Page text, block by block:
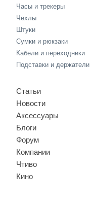
Часы и трекеры
Чехлы
Штуки
Сумки и рюкзаки
Кабели и переходники
Подставки и держатели
Статьи
Новости
Аксессуары
Блоги
Форум
Компании
Чтиво
Кино